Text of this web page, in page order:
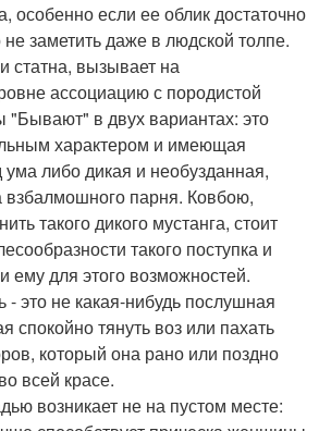
особенно если ее облик достаточно
заметить даже в людской толпе.
статна, вызывает на
ассоциацию с породистой
в двух вариантах: это
характером и имеющая
либо дикая и необузданная,
парня. Ковбою,
такого дикого мустанга, стоит
такого поступка и
ему для этого возможностей.
это не какая-нибудь послушная
спокойно тянуть воз или пахать
который она рано или поздно
всей красе.
возникает не на пустом месте: